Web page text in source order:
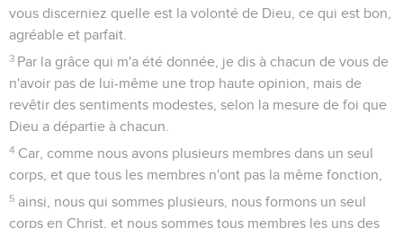
vous discerniez quelle est la volonté de Dieu, ce qui est bon,
agréable et parfait.
3 Par la grâce qui m'a été donnée, je dis à chacun de vous de
n'avoir pas de lui-même une trop haute opinion, mais de
revêtir des sentiments modestes, selon la mesure de foi que
Dieu a départie à chacun.
4 Car, comme nous avons plusieurs membres dans un seul
corps, et que tous les membres n'ont pas la même fonction,
5 ainsi, nous qui sommes plusieurs, nous formons un seul
corps en Christ, et nous sommes tous membres les uns des